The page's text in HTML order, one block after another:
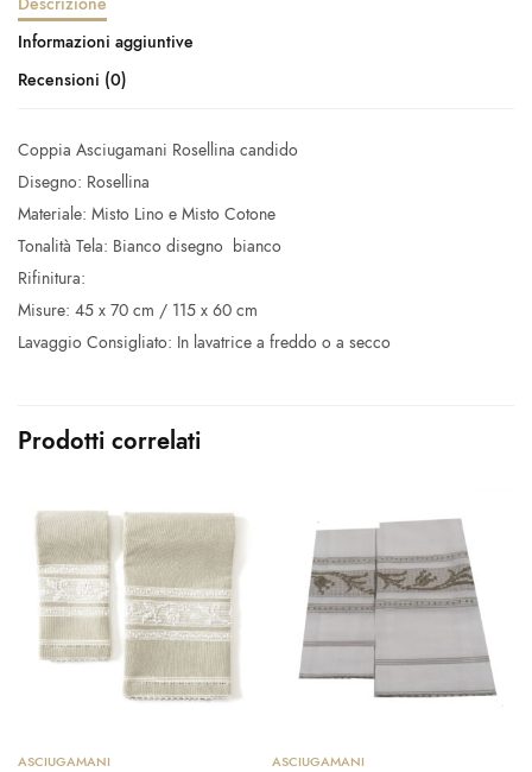
Informazioni aggiuntive
Recensioni (0)
Coppia Asciugamani Rosellina candido
Disegno: Rosellina
Materiale: Misto Lino e Misto Cotone
Tonalità Tela: Bianco disegno bianco
Rifinitura:
Misure: 45 x 70 cm / 115 x 60 cm
Lavaggio Consigliato: In lavatrice a freddo o a secco
Prodotti correlati
Aggiungi al carrello
ASCIUGAMANI Aggiungi al carrello
ASCIUGAMANI